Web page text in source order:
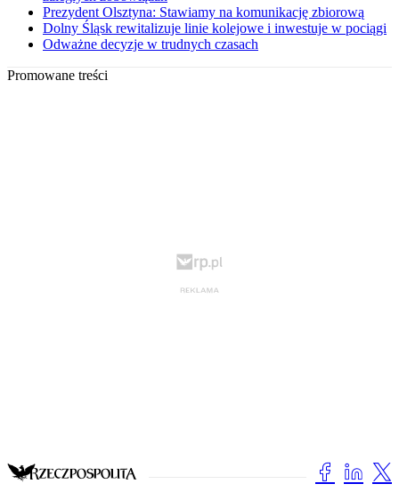
Prezydent Olsztyna: Stawiamy na komunikację zbiorową
Dolny Śląsk rewitalizuje linie kolejowe i inwestuje w pociągi
Odważne decyzje w trudnych czasach
Promowane treści